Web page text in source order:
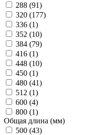
288 (91)
320 (177)
336 (1)
352 (10)
384 (79)
416 (1)
448 (10)
450 (1)
480 (41)
512 (1)
600 (4)
800 (1)
Общая длина (мм)
500 (43)